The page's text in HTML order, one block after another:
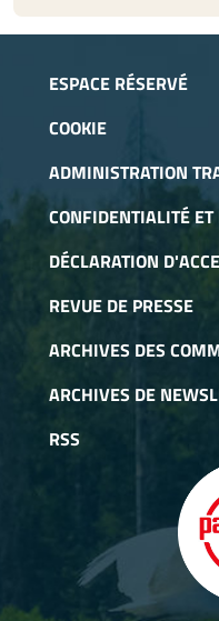
ESPACE RÉSERVÉ
COOKIE
ADMINISTRATION
CONFIDENTIALITÉ ET
DÉCLARATION
REVUE DE PRESSE
ARCHIVES DES
ARCHIVES DE
RSS